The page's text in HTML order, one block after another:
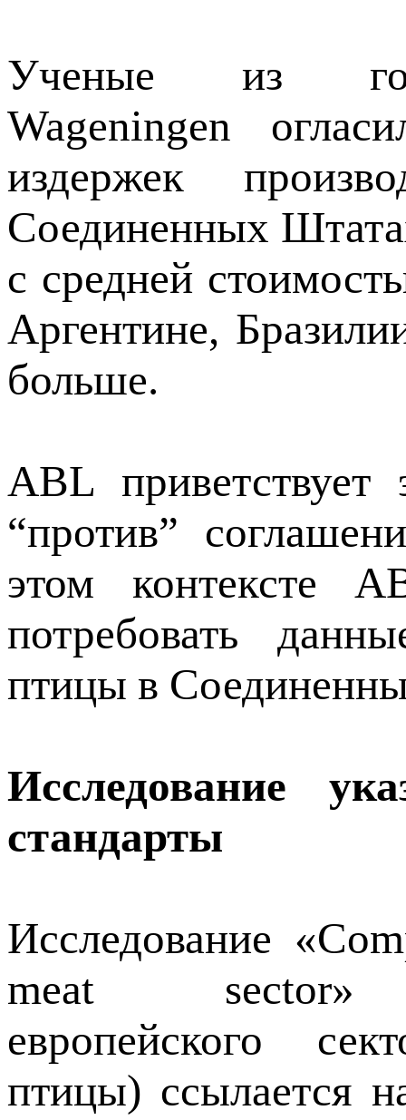
Ученые из
Wageningen
издержек
Соединенных
с средней
Аргентине,
больше.
ABL приветствует
“против”
этом контексте
потребовать
птицы в
Исследование
стандарты
Исследование
meat sector»
европейского
птицы) ссылается